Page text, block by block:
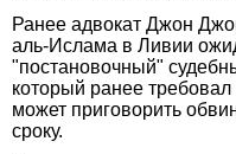
Ранее адвокат Джон
аль-Ислама в Ливии
"постановочный"
который ранее требовал
может приговорить
сроку.